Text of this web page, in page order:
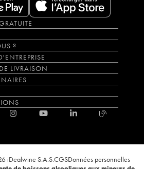
?
LIVRAISON
iDealwine S.A.S.CGSDonnées personnelles